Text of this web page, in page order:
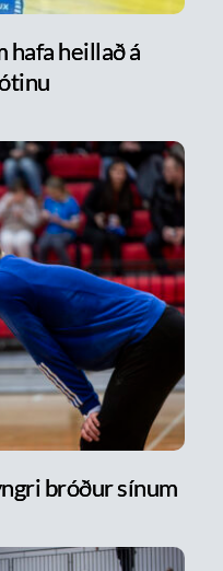
hafa heillað á
bróður sínum